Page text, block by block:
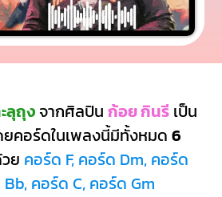
ลุถุง จากศิลปิน ก้อย กินรี เป็น
ยคอร์ดในเพลงนี้มีทั้งหมด 6
ย คอร์ด F, คอร์ด Dm, คอร์ด
คอร์ด C, คอร์ด Gm